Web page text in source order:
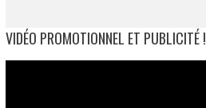
VIDÉO PROMOTIONNEL ET PUBLICITÉ !